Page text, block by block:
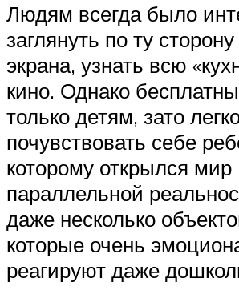
Людям всегда было
заглянуть по ту
экрана, узнать всю
кино. Однако
только детям, зато
почувствовать себе
которому открылся мир
параллельной
даже несколько
которые очень
реагируют даже